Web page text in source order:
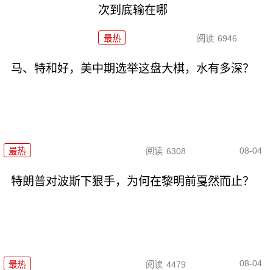
次到底输在哪
最热 阅读 6946
马、特和好，美中期选举这盘大棋，水有多深？
最热 阅读 6308 08-04
特朗普对波斯下狠手，为何在黎明前戛然而止？
最热 阅读 4479 08-04